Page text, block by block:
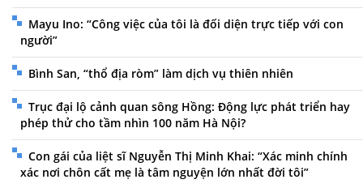
Mayu Ino: “Công việc của tôi là đối diện trực tiếp với con
người”
Bình San, “thổ địa ròm” làm dịch vụ thiên nhiên
Trục đại lộ cảnh quan sông Hồng: Động lực phát triển hay
phép thử cho tầm nhìn 100 năm Hà Nội?
Con gái của liệt sĩ Nguyễn Thị Minh Khai: “Xác minh chính
xác nơi chôn cất mẹ là tâm nguyện lớn nhất đời tôi”